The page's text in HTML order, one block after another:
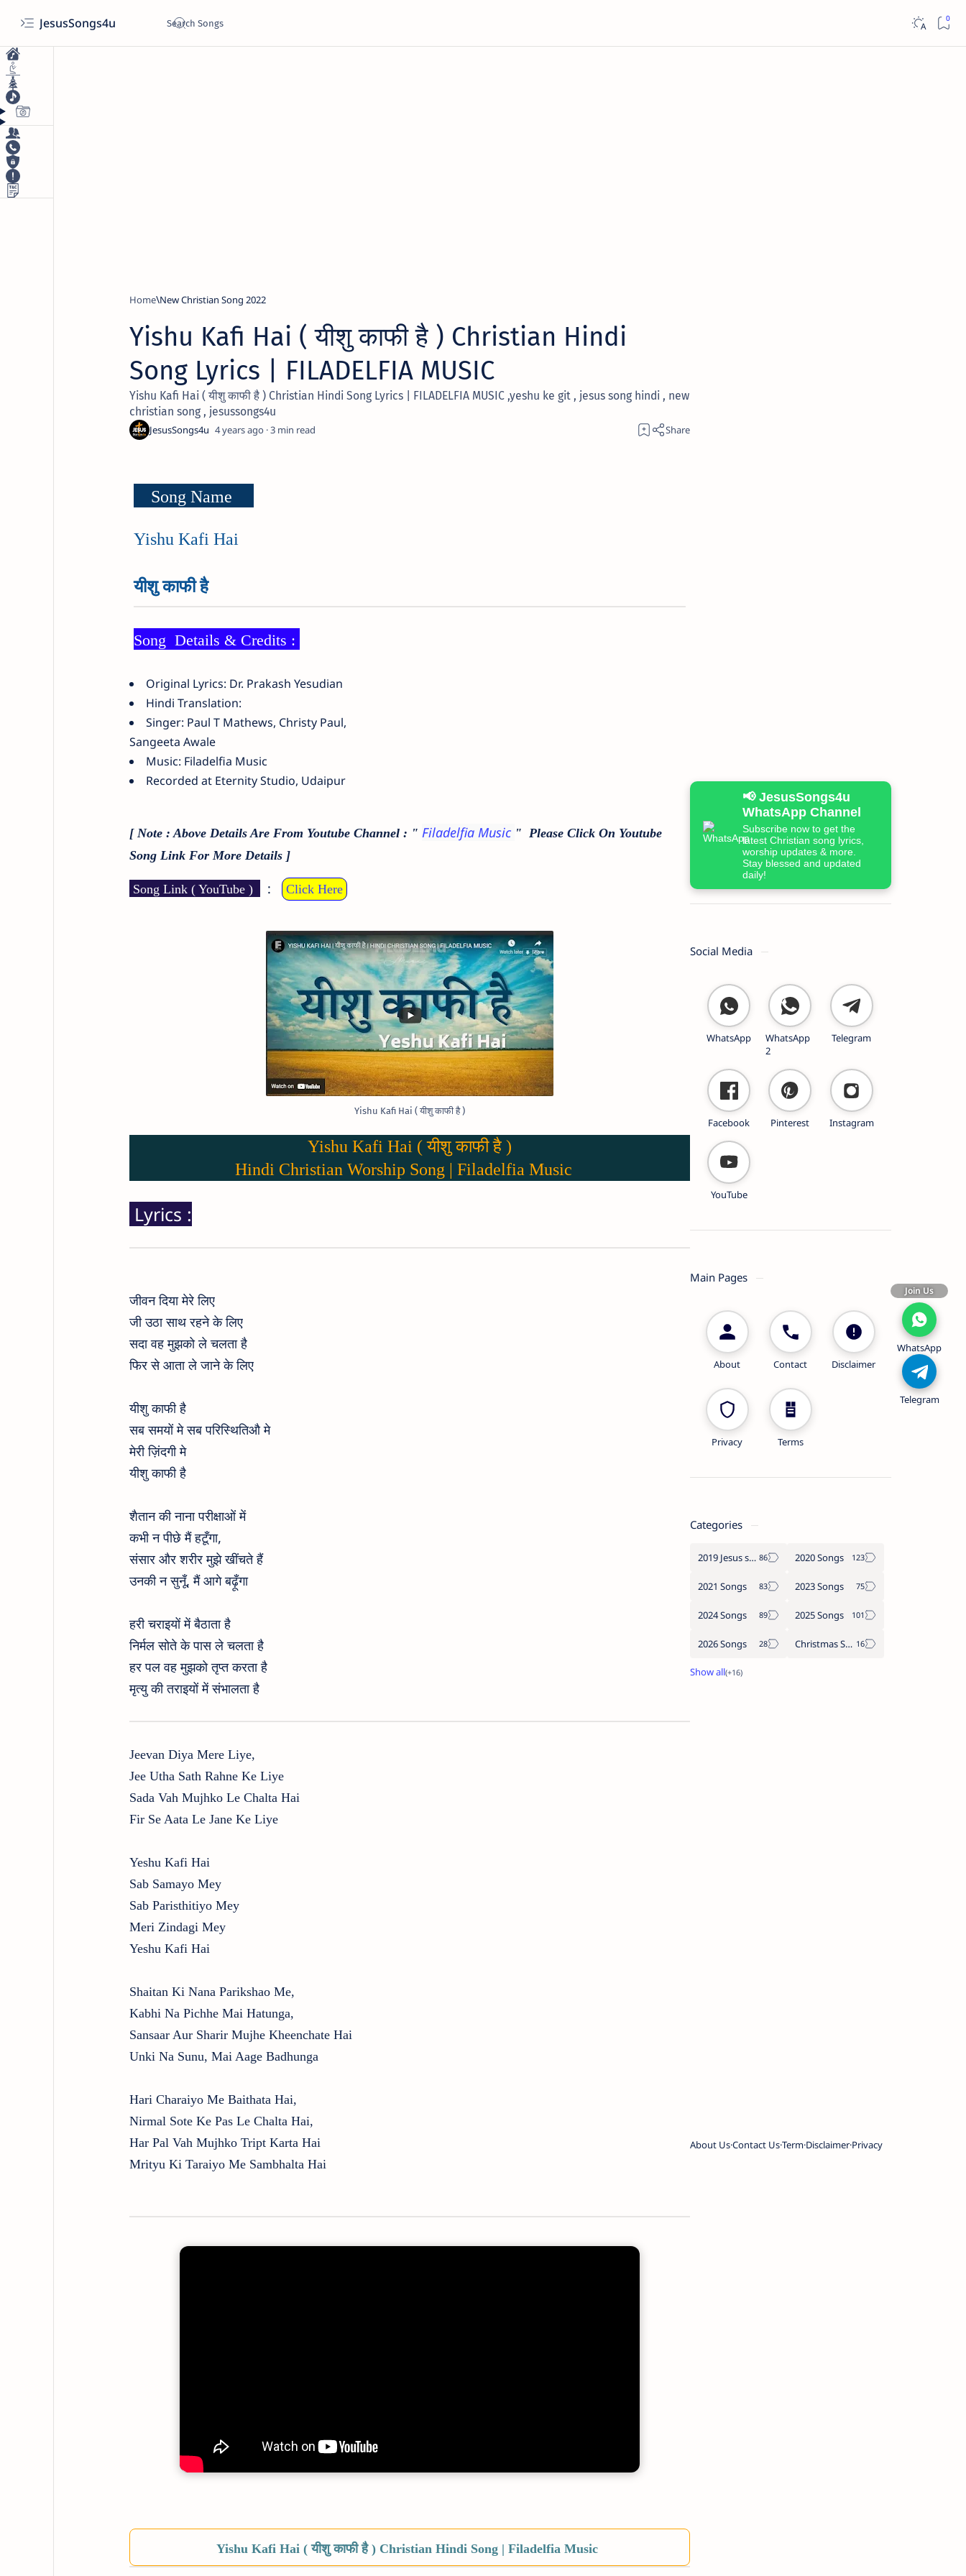
JesusSongs4u
Home New Christian Song 2022
Yishu Kafi Hai ( यीशु काफी है ) Christian Hindi
Song Lyrics | FILADELFIA MUSIC
Yishu Kafi Hai ( यीशु काफी है ) Christian Hindi Song Lyrics | FILADELFIA MUSIC ,yeshu ke git , jesus song hindi , new
christian song , jesussongs4u
4 years ago 3
Song Name
Yishu Kafi Hai
यीशु काफी है
Song Details & Credits :
Original Lyrics: Dr. Prakash Yesudian
Hindi Translation:
Singer: Paul T Mathews, Christy Paul,
Sangeeta Awale
Music: Filadelfia Music
Recorded at Eternity Studio, Udaipur
[ Note : Above Details Are From Youtube Channel : " Filadelfia Music " Please Click On Youtube
Song Link For More Details ]
Song Link ( YouTube ) : Click Here
Yishu Kafi Hai ( यीशु काफी है )
Yishu Kafi Hai ( यीशु काफी है )
Hindi Christian Worship Song | Filadelfia Music
Lyrics :
जीवन दिया मेरे लिए
जी उठा साथ रहने के लिए
सदा वह मुझको ले चलता है
फिर से आता ले जाने के लिए
यीशु काफी है
सब समयों मे सब परिस्थितिऔ मे
मेरी ज़िंदगी मे
यीशु काफी है
शैतान की नाना परीक्षाओं में
कभी न पीछे मैं हटूँगा,
संसार और शरीर मुझे खींचते हैं
उनकी न सुनूँ, मैं आगे बढ़ूँगा
हरी चराइयों में बैठाता है
निर्मल सोते के पास ले चलता है
हर पल वह मुझको तृप्त करता है
मृत्यु की तराइयों में संभालता है
Jeevan Diya Mere Liye,
Jee Utha Sath Rahne Ke Liye
Sada Vah Mujhko Le Chalta Hai
Fir Se Aata Le Jane Ke Liye
Yeshu Kafi Hai
Sab Samayo Mey
Sab Paristhitiyo Mey
Meri Zindagi Mey
Yeshu Kafi Hai
Shaitan Ki Nana Parikshao Me,
Kabhi Na Pichhe Mai Hatunga,
Sansaar Aur Sharir Mujhe Kheenchate Hai
Unki Na Sunu, Mai Aage Badhunga
Hari Charaiyo Me Baithata Hai,
Nirmal Sote Ke Pas Le Chalta Hai,
Har Pal Vah Mujhko Tript Karta Hai
Mrityu Ki Taraiyo Me Sambhalta Hai
Yishu Kafi Hai ( यीशु काफी है ) Christian Hindi Song | Filadelfia Music
Join Us
WhatsApp
Telegram
📢 JesusSongs4u
WhatsApp Channel
Subscribe now to get the
latest Christian song lyrics,
worship updates & more.
Stay blessed and updated
daily!
Social Media
WhatsApp
WhatsApp
2
Telegram
Facebook Pinterest Instagram
YouTube
Main Pages
About Contact Disclaimer
Privacy Terms
Categories
2019 Jesus songs 2020 Songs
2021 Songs 2023 Songs
2024 Songs 2025 Songs
2026 Songs Christmas Songs
About UsContact UsTermDisclaimerPrivacy